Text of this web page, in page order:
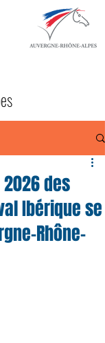
s
2026 des
Ibérique se
Rhône-